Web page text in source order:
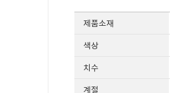
제품소재
색상
치수
계절